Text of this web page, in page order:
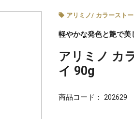
アリミノ/ カラースト
軽やかな発色と艶で美
アリミノ カ
イ 90g
商品コード： 202629